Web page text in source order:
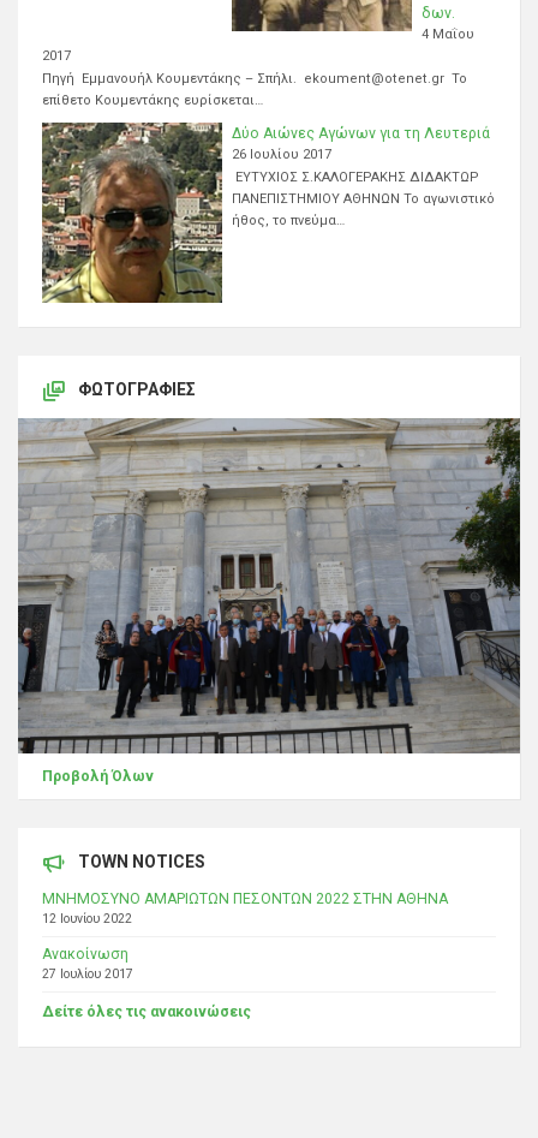
δων.
4 Μαΐου
2017
Πηγή Εμμανουήλ Κουμεντάκης – Σπήλι. ekoument@otenet.gr Το
επίθετο Κουμεντάκης ευρίσκεται…
Δύο Αιώνες Αγώνων για τη Λευτεριά
26 Ιουλίου 2017
ΕΥΤΥΧΙΟΣ Σ.ΚΑΛΟΓΕΡΑΚΗΣ ΔΙΔΑΚΤΩΡ
ΠΑΝΕΠΙΣΤΗΜΙΟΥ ΑΘΗΝΩΝ Το αγωνιστικό
ήθος, το πνεύμα…
ΦΩΤΟΓΡΑΦΊΕΣ
Προβολή Όλων
TOWN NOTICES
ΜΝΗΜΟΣΥΝΟ ΑΜΑΡΙΩΤΩΝ ΠΕΣΟΝΤΩΝ 2022 ΣΤΗΝ ΑΘΗΝΑ
12 Ιουνίου 2022
Ανακοίνωση
27 Ιουλίου 2017
Δείτε όλες τις ανακοινώσεις